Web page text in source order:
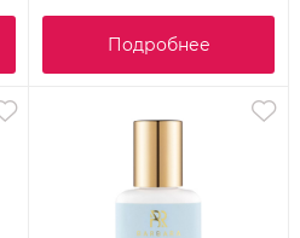
Подробнее